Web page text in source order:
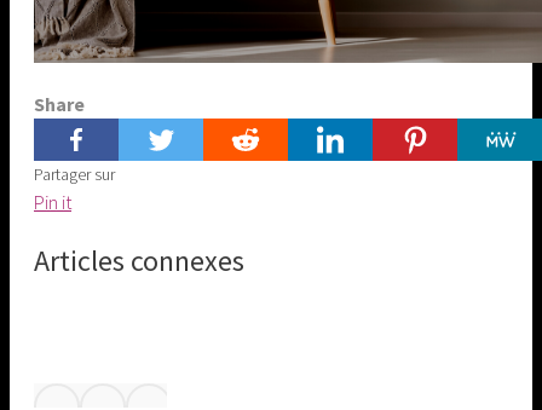
Share
Partager sur
Pin itShare
Pinterest
Articles connexes